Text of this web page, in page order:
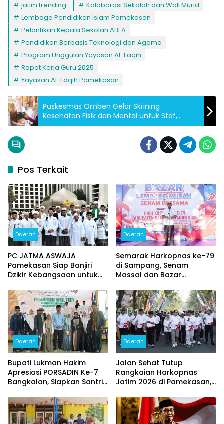
jatim trending
Kolaborasi Sekolah dan Wali Murid
Lembaga Pendidikan Islam Pamekasan
Pelantikan Kepala Sekolah ABFA
Pendidikan Berbasis Teknologi dan Agama
Program Unggulan Yayasan Al-Faqih
Rapat Kerja Guru 2025
Yayasan Al-Faqih Pamekasan
Puskesmas Omben Gelar Skrining
Kesehatan Fisik dan Mental untuk Staf,
Dukung Layanan Maksimal ke Masyarakat
Pos Terkait
Daerah
PC JATMA ASWAJA
Pamekasan Siap Banjiri
Dzikir Kebangsaan untuk
Daerah
Semarak Harkopnas ke-79
di Sampang, Senam
Massal dan Bazar
Warga
Daerah
Bupati Lukman Hakim
Apresiasi PORSADIN Ke-7
Bangkalan, Siapkan Santri
Provinsi dan Nasional
Daerah
Jalan Sehat Tutup
Rangkaian Harkopnas
Jatim 2026 di Pamekasan,
Banjir Doorprize